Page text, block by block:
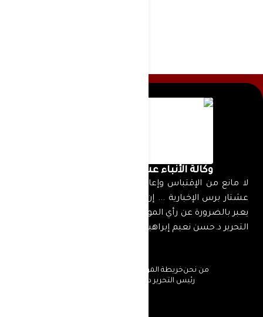
وكالة الأنباء عشتار برس الإخبارية
لا مانع من الإقتباس وإعادة النشر شريطة ذكر المصدر
عشتار برس الإخبارية ... إن ما ينشر من أخبار ومقالات لا
يعبر بالضرورة عن رأي الموقع إنما عن رأي كاتبها ... رئيس
التحرير د.حسن نعيم إبراهيم
من نحنخريطة الموقع
رئيس التحرير د.حسن نعيم إبراهيم